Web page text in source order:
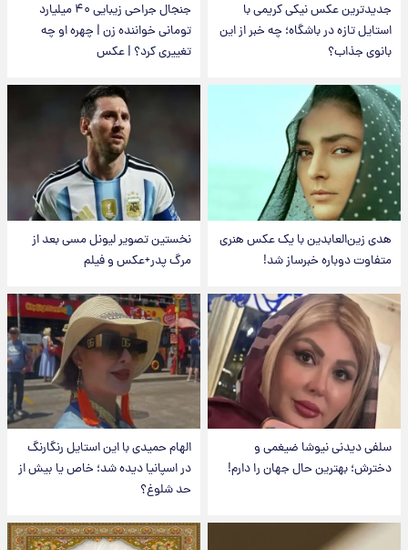
جدیدترین عکس نیکی کریمی با
استایل تازه در باشگاه؛ چه خبر از این
بانوی جذاب؟
جنجال جراحی زیبایی ۴۰ میلیارد
تومانی خواننده زن | چهره او چه
تغییری کرد؟ | عکس
هدی زین‌العابدین با یک عکس هنری
متفاوت دوباره خبرساز شد!
نخستین تصویر لیونل مسی بعد از
مرگ پدر+عکس و فیلم
سلفی دیدنی نیوشا ضیغمی و
دخترش؛ بهترین حال جهان را دارم!
الهام حمیدی با این استایل رنگارنگ
در اسپانیا دیده شد؛ خاص یا بیش از
حد شلوغ؟